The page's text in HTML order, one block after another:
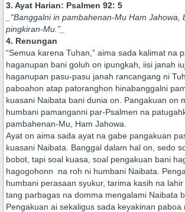
3. Ayat Harian: Psalmen 92: 5
_“Banggalni in pambahenan-Mu Ham
pingkiran-Mu.”_
4. Renungan
“Semua karena Tuhan,” aima sada kalimat na
haganupan bani goluh on ipungkah, iisi janah
haganupan pasu-pasu janah rancangang ni
paboahon atap patoranghon hinabanggalni
kuasani Naibata bani dunia on. Pangakuan on
humbani pamanganni par-Psalmen na
pambahenan-Mu, Ham Jahowa.
Ayat on aima sada ayat na gabe pangakuan
kuasani Naibata. Banggal dalam hal on, sedo
bobot, tapi soal kuasa, soal pengakuan bani
hagogohonn na roh ni humbani Naibata.
humbani perasaan syukur, tarima kasih na
tang parbagas na domma mengalami Naibata
Pengakuan ai sekaligus sada keyakinan paboa